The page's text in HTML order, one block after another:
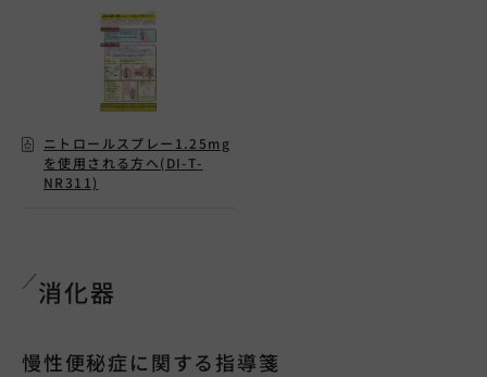
ニトロールスプレー1.25mg
を使用される方へ(DI-T-
NR311)
消化器
慢性便秘症に関する指導箋